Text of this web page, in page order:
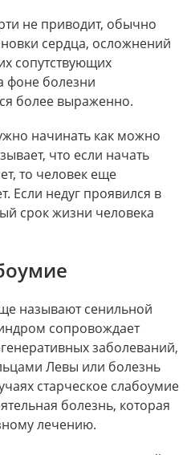
не приводит, обычно
сердца, осложнений
сопутствующих
фоне болезни
более выраженно.
начинать как можно
что если начать
то человек еще
Если недуг проявился в
срок жизни человека
называют сенильной
сопровождает
заболеваний,
Левы или болезнь
старческое слабоумие
болезнь, которая
лечению.